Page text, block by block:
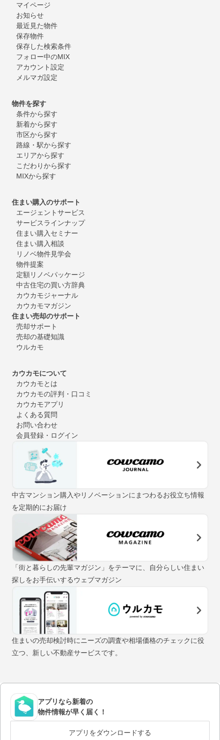
マイページ
お知らせ
最近見た物件
保存物件
保存した検索条件
フォロー中のMIX
アカウント設定
メルマガ設定
物件を探す
条件から探す
新着から探す
市区から探す
路線・駅から探す
エリアから探す
こだわりから探す
MIXから探す
住まい購入のサポート
エージェントサービス
サービスラインナップ
住まい購入セミナー
住まい購入相談
リノベ物件見学会
物件提案
定額リノベパッケージ
中古住宅の買い方辞典
カウカモジャーナル
カウカモマガジン
住まい売却のサポート
売却サポート
売却の基礎知識
ウルカモ
カウカモについて
カウカモとは
カウカモの評判・口コミ
カウカモアプリ
よくある質問
お問い合わせ
会員登録・ログイン
中古マンション購入やリノベーションにまつわるお役立ち情報
を定期的にお届け
「街と暮らしの先輩マガジン」をテーマに、自分らしい住まい
探しをお手伝いするウェブマガジン
住まいの売却検討時にニーズの調査や相場価格のチェックに役
立つ、新しい不動産サービスです。
アプリなら新着の
物件情報が早く届く！
アプリをダウンロードする